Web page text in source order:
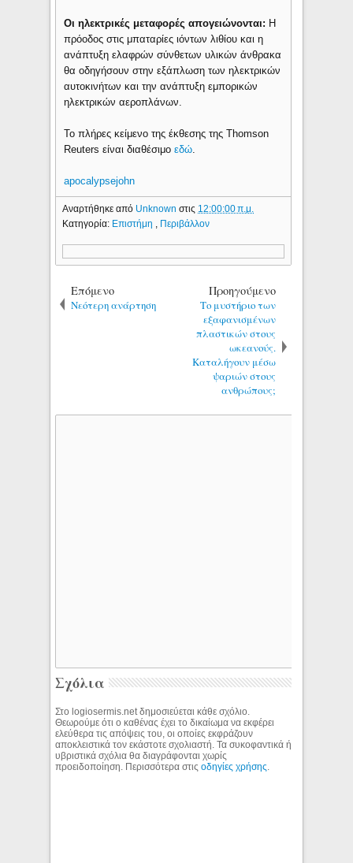
Οι ηλεκτρικές μεταφορές απογειώνονται: Η
πρόοδος στις μπαταρίες ιόντων λιθίου και η
ανάπτυξη ελαφρών σύνθετων υλικών άνθρακα
θα οδηγήσουν στην εξάπλωση των ηλεκτρικών
αυτοκινήτων και την ανάπτυξη εμπορικών
ηλεκτρικών αεροπλάνων.
Το πλήρες κείμενο της έκθεσης της Thomson
Reuters είναι διαθέσιμοεδώ
apocalypsejohn
Αναρτήθηκε από Unknownστις 12:00:00 π.μ.
Κατηγορία: Επιστήμη , Περιβάλλον
Επόμενο
Νεότερη ανάρτηση
Προηγούμενο
Το μυστήριο των
εξαφανισμένων
πλαστικών στους
ωκεανούς.
Καταλήγουν μέσω
ψαριών στους
ανθρώπους;
Σχόλια
Στο logiosermis.net δημοσιεύεται κάθε σχόλιο.
Θεωρούμε ότι ο καθένας έχει το δικαίωμα να εκφέρει
ελεύθερα τις απόψεις του, οι οποίες εκφράζουν
αποκλειστικά τον εκάστοτε σχολιαστή. Τα συκοφαντικά ή
υβριστικά σχόλια θα διαγράφονται χωρίς
προειδοποίηση. Περισσότερα στιςοδηγίες χρήσης.